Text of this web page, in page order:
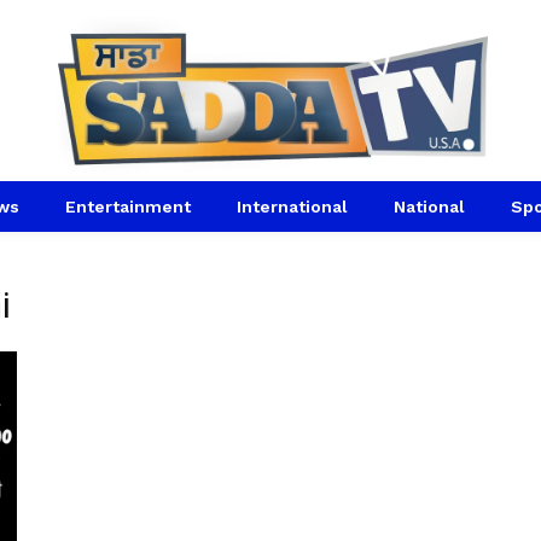
Entertainment International National